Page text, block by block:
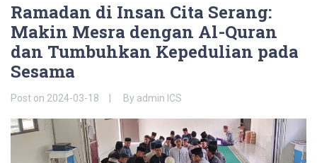
Ramadan di Insan Cita Serang:
Makin Mesra dengan Al-Quran
dan Tumbuhkan Kepedulian pada
Sesama
Post on 2024-03-18 By admin ICS